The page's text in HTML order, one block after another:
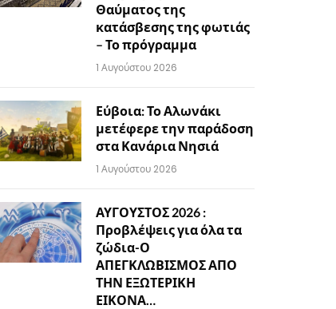
Θαύματος της
κατάσβεσης της φωτιάς
– Το πρόγραμμα
1 Αυγούστου 2026
Εύβοια: Το Αλωνάκι
μετέφερε την παράδοση
στα Κανάρια Νησιά
1 Αυγούστου 2026
ΑΥΓΟΥΣΤΟΣ 2026 :
Προβλέψεις για όλα τα
ζώδια-Ο
ΑΠΕΓΚΛΩΒΙΣΜΟΣ ΑΠΟ
ΤΗΝ ΕΞΩΤΕΡΙΚΗ
ΕΙΚΟΝΑ…